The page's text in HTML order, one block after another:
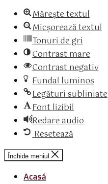
Mărește textul
Micșorează textul
Tonuri de gri
Contrast mare
Contrast negativ
Fundal luminos
Legături subliniate
Font lizibil
Redare audio
Resetează
Închide meniul
Acasă